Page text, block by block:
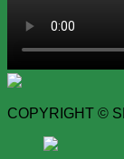
COPYRIGHT ©